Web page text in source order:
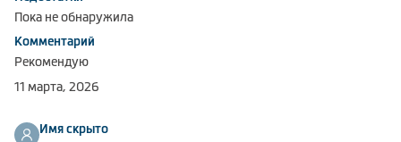
Пока не обнаружила
Комментарий
Рекомендую
11 марта, 2026
Имя скрыто